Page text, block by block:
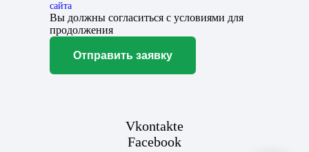
сайта
Вы должны согласиться с условиями для
продолжения
Отправить заявку
Vkontakte
Facebook